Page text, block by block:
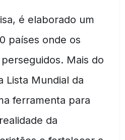
é elaborado um
países onde os
Mais do
Lista Mundial da
ferramenta para
da